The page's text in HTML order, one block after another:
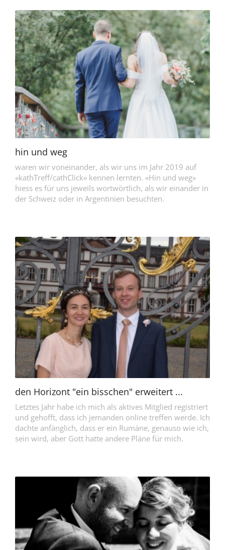
hin und weg
waren wir voneinander, als wir uns im Jahr 2019 auf
«kathTreff/cathClick» kennen lernten. «Hin und weg»
hiess es für uns jeweils wortwörtlich, als wir einander in
der Schweiz oder in Argentinien besuchten.
den Horizont "ein bisschen" erweitert ...
Letztes Jahr habe ich mich als aktives Mitglied registriert
und gehofft, dass ich jemanden online treffen werde. Ich
dachte anfänglich, dass er ein Rumäne, genauso wie ich,
sein wird, aber Gott hatte andere Pläne für mich.